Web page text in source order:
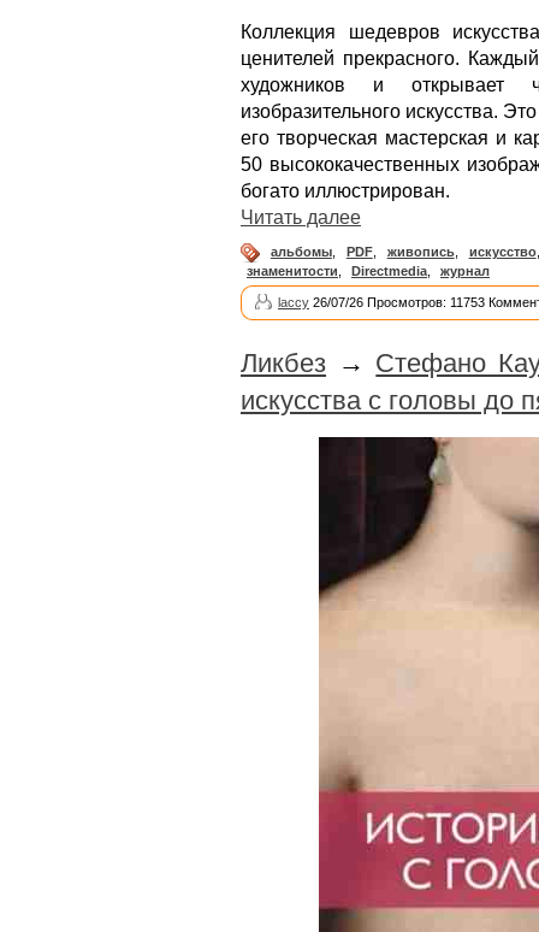
Коллекция шедевров
ценителей прекрасного.
художников и открывает
изобразительного искусства.
его творческая мастерская и
50 высококачественных
богато иллюстрирован.
Читать далее
альбомы, PDF, живопись, искусство
знаменитости
Directmedia журнал
laccy 26/07/26 Просмотров: 11753
Ликбез → Стефано
искусства с головы до